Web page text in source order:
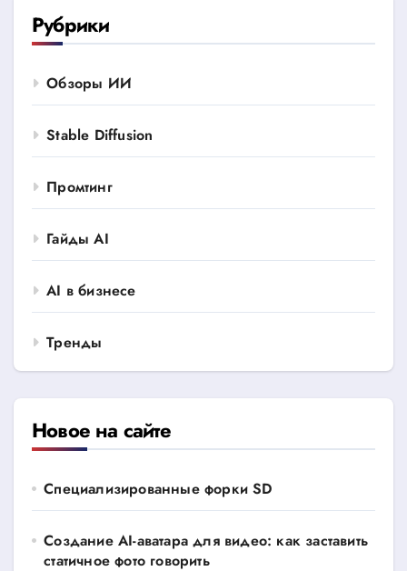
Рубрики
Обзоры ИИ
Stable Diffusion
Промтинг
Гайды AI
AI в бизнесе
Тренды
Новое на сайте
Специализированные форки SD
Создание AI-аватара для видео: как заставить
статичное фото говорить